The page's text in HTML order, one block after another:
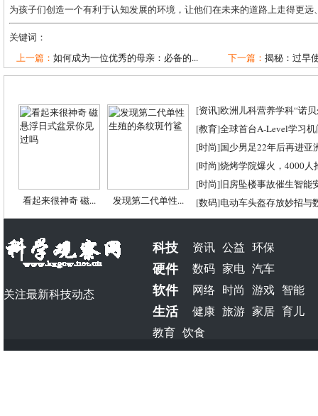
为孩子们创造一个有利于认知发展的环境，让他们在未来的道路上走得更远
关键词：
上一篇： 如何成为一位优秀的母亲：必备的... 下一篇： 揭秘：过早
看起来很神奇 磁... 发现第二代单性...
[资讯]欧洲儿科营养学科“诺
[教育]全球首台A-Level学习
[时尚]国少男足22年后再进亚
[时尚]烧烤学院爆火，4000人
[时尚]旧房坠楼事故催生智能
[数码]电动车头盔存放妙招与
关注最新科技动态
科技 资讯 公益 环保
硬件 数码 家电 汽车
软件 网络 时尚 游戏 智能
生活 健康 旅游 家居 育儿
教育 饮食